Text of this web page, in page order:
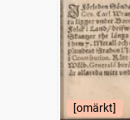
[omärkt]